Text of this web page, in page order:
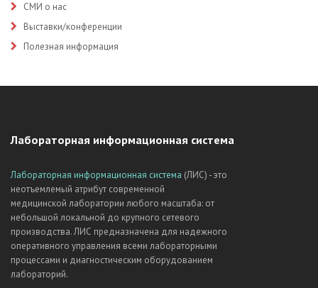
СМИ о нас
Выставки/конференции
Полезная информация
Лабораторная информационная система
Лабораторная информационная система (ЛИС) - это
неотъемлемый атрибут современной
медицинской лаборатории любого масштаба: от
небольшой локальной до крупного сетевого
производства. ЛИС предназначена для надежного
оперативного управления всеми лабораторными
процессами и диагностическим оборудованием
лабораторий.